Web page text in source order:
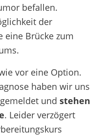
befallen.
der
eine Brücke zum
vor eine Option.
haben wir uns
und stehen
. Leider verzögert